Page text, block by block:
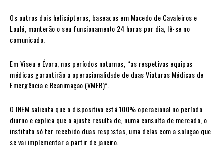
Os outros dois helicópteros, baseados em Macedo de Cavaleiros e
Loulé, manterão o seu funcionamento 24 horas por dia, lê-se no
comunicado.
Em Viseu e Évora, nos períodos noturnos, “as respetivas equipas
médicas garantirão a operacionalidade de duas Viaturas Médicas de
Emergência e Reanimação (VMER)”.
O INEM salienta que o dispositivo está 100% operacional no período
diurno e explica que o ajuste resulta de, numa consulta de mercado, o
instituto só ter recebido duas respostas, uma delas com a solução que
se vai implementar a partir de janeiro.